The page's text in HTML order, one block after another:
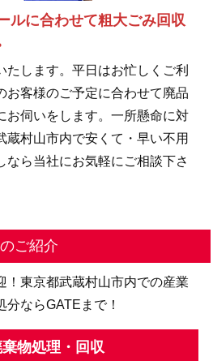
ルに合わせて粗大ごみ回収
たします。平日はお忙しくご利
お客様のご予定に合わせて廃品
お伺いをします。一所懸命に対
蔵村山市内で安くて・早い不用
なら当社にお気軽にご相談下さ
ご紹介
！東京都武蔵村山市内での産業
ならGATEまで！
物処理・回収